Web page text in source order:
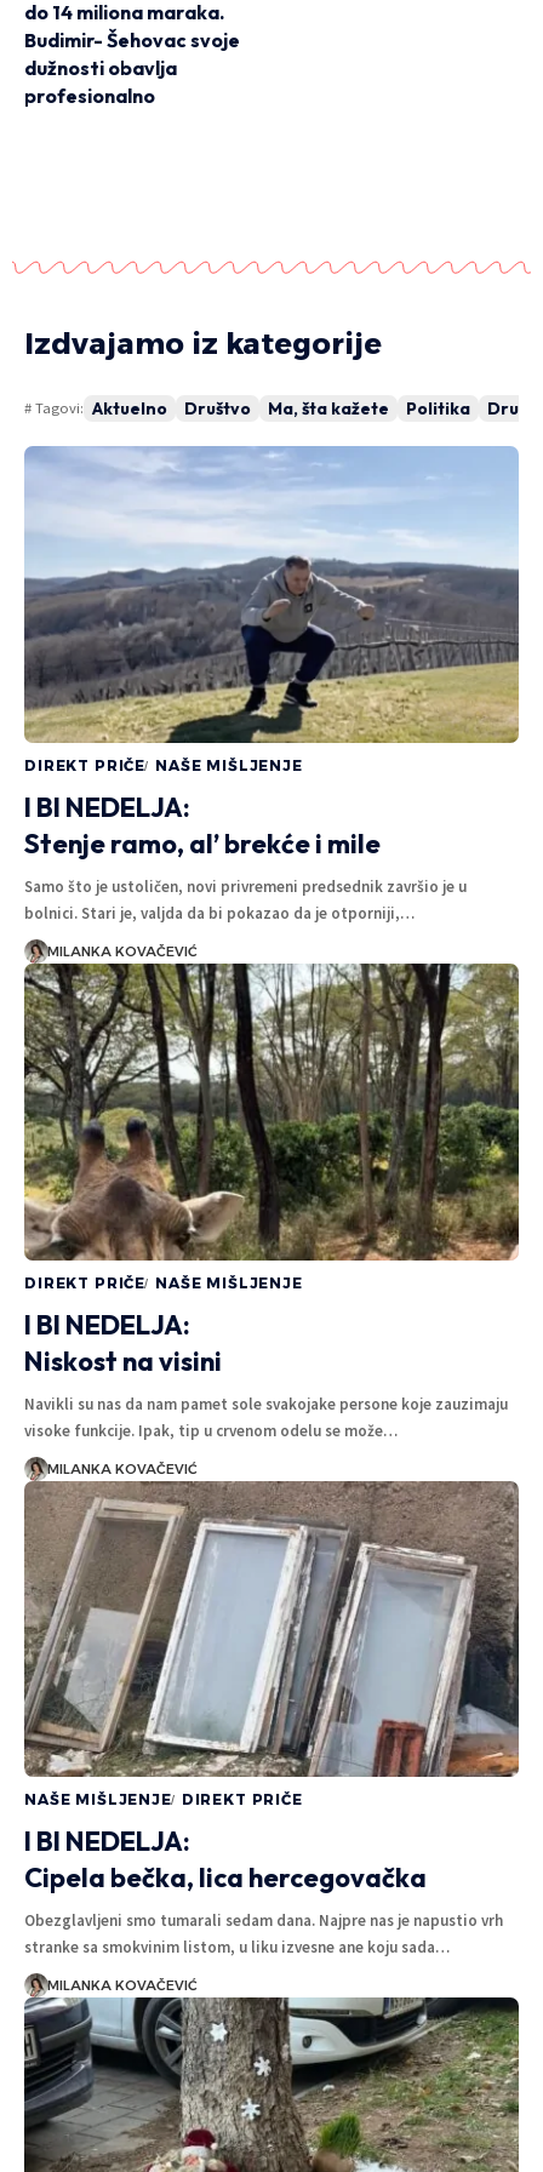
do 14 miliona maraka.
Budimir- Šehovac svoje
dužnosti obavlja
profesionalno
NAŠE MIŠLJENJE
I BI NEDELJA:
Vreme leti, mostovi padaju, a
đura svoju priču gura
MILANKA KOVAČEVIĆ 5 MINUTA ČITANJA
Izdvajamo iz kategorije
# Tagovi: Aktuelno Društvo Ma, šta kažete Politika Drugi
DIREKT PRIČE NAŠE MIŠLJENJE
I BI NEDELJA:
Stenje ramo, al’ brekće i mile
Samo što je ustoličen, novi privremeni predsednik završio je u
bolnici. Stari je, valjda da bi pokazao da je otporniji,…
MILANKA KOVAČEVIĆ
DIREKT PRIČE NAŠE MIŠLJENJE
I BI NEDELJA:
Niskost na visini
Navikli su nas da nam pamet sole svakojake persone koje zauzimaju
visoke funkcije. Ipak, tip u crvenom odelu se može…
MILANKA KOVAČEVIĆ
NAŠE MIŠLJENJE DIREKT PRIČE
I BI NEDELJA:
Cipela bečka, lica hercegovačka
Obezglavljeni smo tumarali sedam dana. Najpre nas je napustio vrh
stranke sa smokvinim listom, u liku izvesne ane koju sada…
MILANKA KOVAČEVIĆ